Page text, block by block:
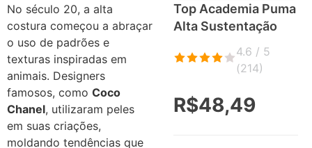
No século 20, a alta
costura começou a abraçar
o uso de padrões e
texturas inspiradas em
animais. Designers
famosos, como Coco
Chanel, utilizaram peles
em suas criações,
moldando tendências que
Top Academia Puma
Alta Sustentação
4.6 / 5
(214)
R$48,49